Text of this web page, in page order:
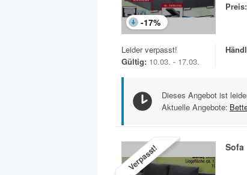
-17%
Preis:
Leider verpasst!
Gültig: 10.03. - 17.03.
Dieses Angebot ist
Aktuelle Angebote:
Verpasst! Sofa